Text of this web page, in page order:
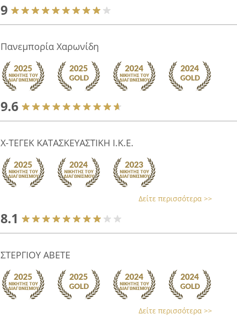
9
Πανεμπορία Χαρωνίδη
9.6
Χ-ΤΕΓΕΚ ΚΑΤΑΣΚΕΥΑΣΤΙΚΗ Ι.Κ.Ε.
Δείτε περισσότερα >>
8.1
ΣΤΕΡΓΙΟΥ ΑΒΕΤΕ
Δείτε περισσότερα >>